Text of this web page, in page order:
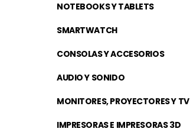
NOTEBOOKS Y TABLETS
SMARTWATCH
CONSOLAS Y ACCESORIOS
AUDIO Y SONIDO
MONITORES, PROYECTORES Y TV
IMPRESORAS E IMPRESORAS 3D